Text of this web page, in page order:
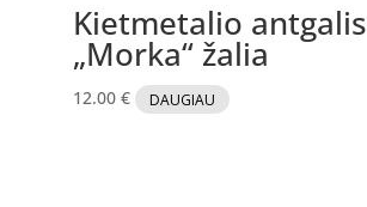
Kietmetalio antgalis
„Morka“ žalia
12.00 € DAUGIAU